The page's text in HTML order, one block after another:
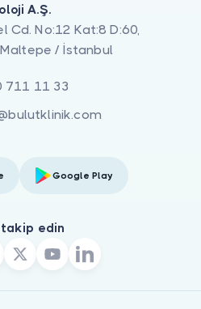
A.Ş.
Cd. No:12 Kat:8 D:60,
/ İstanbul
711 11 33
Google Play
takip edin